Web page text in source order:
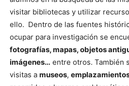
visitar bibliotecas y utilizar
ello. Dentro de las fuentes
ocupar para investigación se
fotografías, mapas, objetos
imágenes… entre otros. También
visitas a museos,